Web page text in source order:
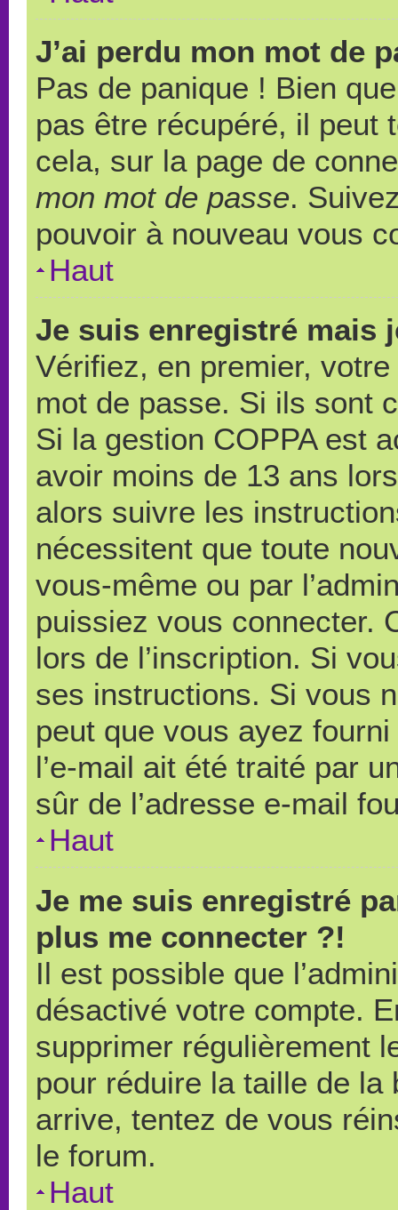
J’ai perdu mon mot de
Pas de panique ! Bien
pas être récupéré, il peut
cela, sur la page de
mon mot de passe.
pouvoir à nouveau vous
Haut
Je suis enregistré mais
Vérifiez, en premier,
mot de passe. Si ils sont
Si la gestion COPPA est
avoir moins de 13 ans
alors suivre les
nécessitent que toute
vous-même ou par
puissiez vous connecter.
lors de l’inscription. Si
ses instructions. Si vous
peut que vous ayez
l’e-mail ait été traité par
sûr de l’adresse e-mail
Haut
Je me suis enregistré
plus me connecter ?!
Il est possible que
désactivé votre compte.
supprimer régulièrement
pour réduire la taille de
arrive, tentez de vous
le forum.
Haut